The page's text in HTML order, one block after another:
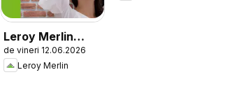
Leroy Merlin
Catalog
de vineri 12.06.2026
Leroy Merlin